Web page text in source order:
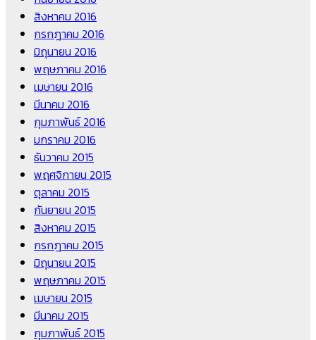
สิงหาคม 2016
กรกฎาคม 2016
มิถุนายน 2016
พฤษภาคม 2016
เมษายน 2016
มีนาคม 2016
กุมภาพันธ์ 2016
มกราคม 2016
ธันวาคม 2015
พฤศจิกายน 2015
ตุลาคม 2015
กันยายน 2015
สิงหาคม 2015
กรกฎาคม 2015
มิถุนายน 2015
พฤษภาคม 2015
เมษายน 2015
มีนาคม 2015
กุมภาพันธ์ 2015